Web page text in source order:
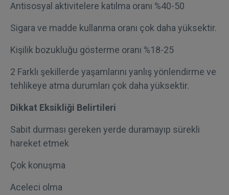
Antisosyal aktivitelere katılma oranı %40-50
Sigara ve madde kullanma oranı çok daha yüksektir.
Kişilik bozukluğu gösterme oranı %18-25
2 Farklı şekillerde yaşamlarını yanlış yönlendirme ve
tehlikeye atma durumları çok daha yüksektir.
Dikkat Eksikliği Belirtileri
Sabit durması gereken yerde duramayıp sürekli
hareket etmek
Çok konuşma
Aceleci olma